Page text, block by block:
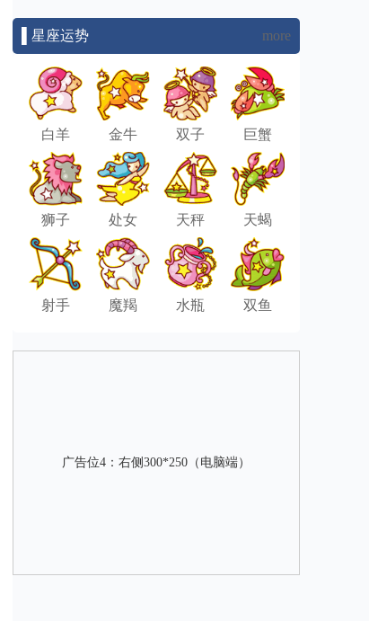
▌星座运势 more
白羊 金牛 双子 巨蟹
狮子 处女 天秤 天蝎
射手 魔羯 水瓶 双鱼
广告位4：右侧300*250（电脑端）